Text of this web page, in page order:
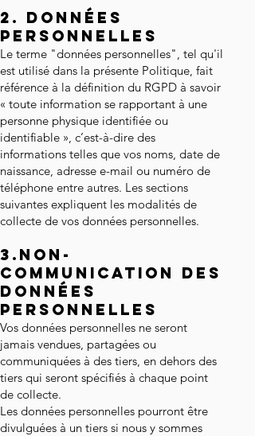
2. DONNÉES
PERSONNELLES
Le terme "données personnelles", tel qu'il
est utilisé dans la présente Politique, fait
référence à la définition du RGPD à savoir
« toute information se rapportant à une
personne physique identifiée ou
identifiable », c’est-à-dire des
informations telles que vos noms, date de
naissance, adresse e-mail ou numéro de
téléphone entre autres. Les sections
suivantes expliquent les modalités de
collecte de vos données personnelles.
3.NON-
COMMUNICATION DES
DONNÉES
PERSONNELLES
Vos données personnelles ne seront
jamais vendues, partagées ou
communiquées à des tiers, en dehors des
tiers qui seront spécifiés à chaque point
de collecte.
Les données personnelles pourront être
divulguées à un tiers si nous y sommes